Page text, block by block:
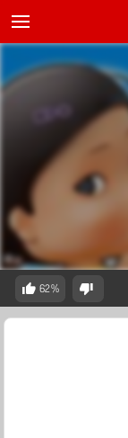
62%